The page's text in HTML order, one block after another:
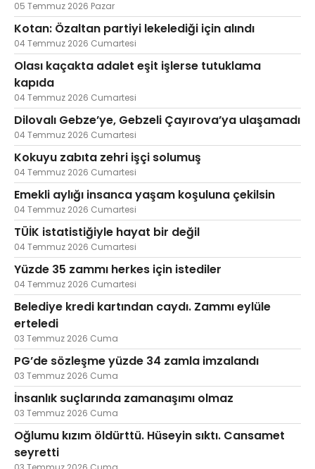
05 Temmuz 2026 Pazar
Kotan: Özaltan partiyi lekelediği için alındı
04 Temmuz 2026 Cumartesi
Olası kaçakta adalet eşit işlerse tutuklama
kapıda
04 Temmuz 2026 Cumartesi
Dilovalı Gebze’ye, Gebzeli Çayırova’ya ulaşamadı
04 Temmuz 2026 Cumartesi
Kokuyu zabıta zehri işçi solumuş
04 Temmuz 2026 Cumartesi
Emekli aylığı insanca yaşam koşuluna çekilsin
04 Temmuz 2026 Cumartesi
TÜİK istatistiğiyle hayat bir değil
04 Temmuz 2026 Cumartesi
Yüzde 35 zammı herkes için istediler
04 Temmuz 2026 Cumartesi
Belediye kredi kartından caydı. Zammı eylüle
erteledi
03 Temmuz 2026 Cuma
PG’de sözleşme yüzde 34 zamla imzalandı
03 Temmuz 2026 Cuma
İnsanlık suçlarında zamanaşımı olmaz
03 Temmuz 2026 Cuma
Oğlumu kızım öldürttü. Hüseyin sıktı. Cansamet
seyretti